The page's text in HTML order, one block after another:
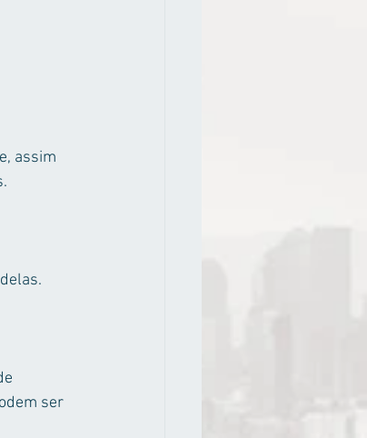
assim
ser